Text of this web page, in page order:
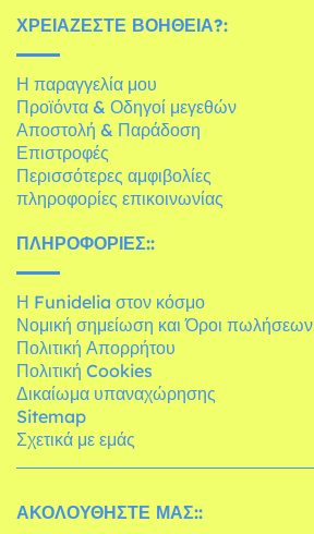
ΧΡΕΙΆΖΕΣΤΕ ΒΟΉΘΕΙΑ?:
Η παραγγελία μου
Προϊόντα & Οδηγοί μεγεθών
Αποστολή & Παράδοση
Επιστροφές
Περισσότερες αμφιβολίες
πληροφορίες επικοινωνίας
ΠΛΗΡΟΦΟΡΊΕΣ::
Η Funidelia στον κόσμο
Νομική σημείωση και Όροι πωλήσεων
Πολιτική Απορρήτου
Πολιτική Cookies
Δικαίωμα υπαναχώρησης
Sitemap
Σχετικά με εμάς
ΑΚΟΛΟΥΘΉΣΤΕ ΜΑΣ::